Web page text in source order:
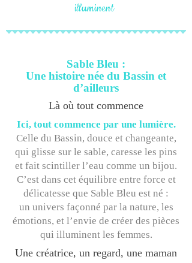
illuminent
Sable Bleu :
Une histoire née du Bassin et
d’ailleurs
Là où tout commence
Ici, tout commence par une lumière.
Celle du Bassin, douce et changeante,
qui glisse sur le sable, caresse les pins
et fait scintiller l’eau comme un bijou.
C’est dans cet équilibre entre force et
délicatesse que Sable Bleu est né :
un univers façonné par la nature, les
émotions, et l’envie de créer des pièces
qui illuminent les femmes.
Une créatrice, un regard, une maman